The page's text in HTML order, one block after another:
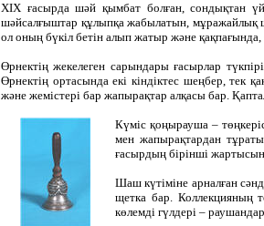
ХІХ ғасырда шәй қымбат болған, сондықтан
шәйсалғыштар құлыпқа жабылатын, мұражайлық
ол оның бүкіл бетін алып жатыр және
Өрнектің жекелеген сарындары ғасырлар
Өрнектің ортасында екі кіндіктес шеңбер, тек
және жемістері бар жапырақтар алқасы бар.
Күміс қоңырауша –
мен жапырақтардан
ғасырдың бірінші
Шаш күтіміне арналған
щетка бар. Коллекцияның
көлемді гүлдері –